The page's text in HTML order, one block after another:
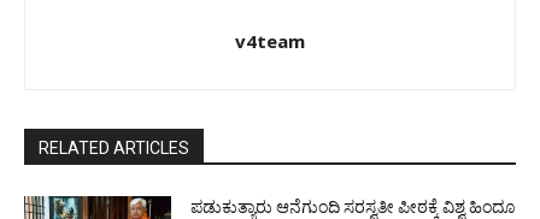
v4team
RELATED ARTICLES
ಪಡುಕುತ್ಯಾರು ಆನೆಗುಂದಿ ಸರಸ್ವತೀ ಪೀಠಕ್ಕೆ ವಿಶ್ವ ಹಿಂದೂ